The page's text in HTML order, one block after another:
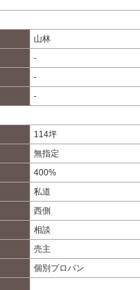
山林
-
-
-
114坪
無指定
400%
私道
西側
相談
売主
個別プロパン